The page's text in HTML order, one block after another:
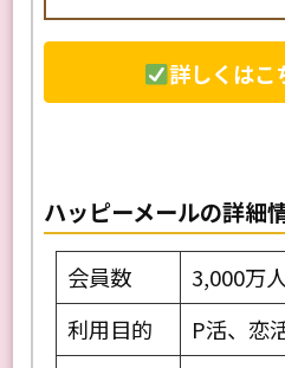
たい人
詳しくはこ
ハッピーメールの詳細
会員数
3,000万
利用目的
P活、恋